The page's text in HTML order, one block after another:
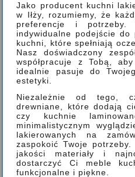
Jako producent kuchni
w Iłży, rozumiemy, że
preferencje i potrzeby.
indywidualne podejście
kuchni, które spełniają
Nasz doświadczony
współpracuje z Tobą,
idealnie pasuje do
estetyki.
Niezależnie od tego,
drewniane, które dodają
czy kuchnie
minimalistycznym
lakierowanych na
zaspokoić Twoje
jakości materiały i
dostarczyć Ci meble
funkcjonalne i piękne.